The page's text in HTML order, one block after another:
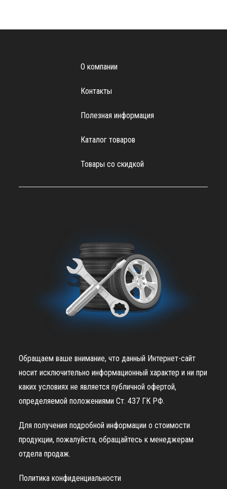
О компании
Контакты
Полезная информация
Каталог товаров
Товары со скидкой
Обращаем ваше внимание, что данный Интернет-сайт
носит исключительно информационный характер и ни при
каких условиях не является публичной офертой,
определяемой положениями Ст. 437 ГК РФ.
Для получения подробной информации о стоимости
продукции, пожалуйста, обращайтесь к менеджерам
отдела продаж.
Политика конфиденциальности